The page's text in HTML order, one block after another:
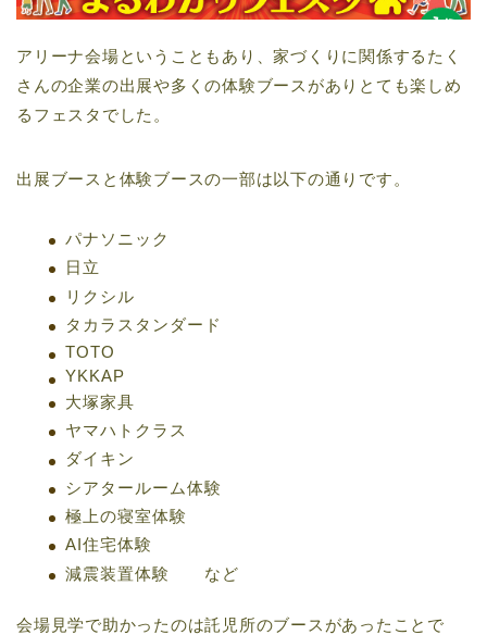
アリーナ会場ということもあり、家づくりに関係するたく
さんの企業の出展や多くの体験ブースがありとても楽しめ
るフェスタでした。
出展ブースと体験ブースの一部は以下の通りです。
パナソニック
日立
リクシル
タカラスタンダード
TOTO
YKKAP
大塚家具
ヤマハトクラス
ダイキン
シアタールーム体験
極上の寝室体験
AI住宅体験
減震装置体験 など
会場見学で助かったのは託児所のブースがあったことで